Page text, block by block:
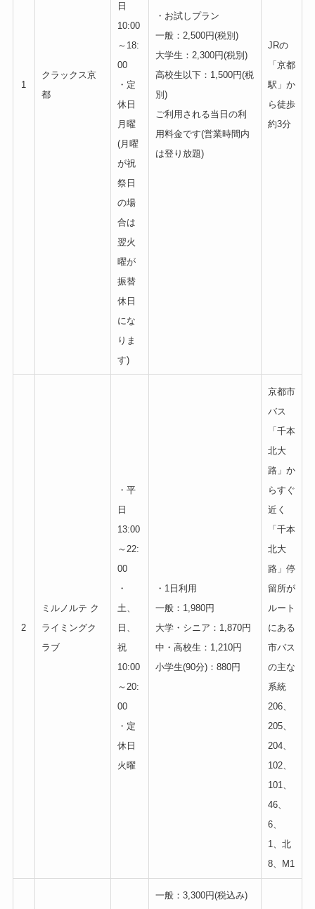
1
クラックス京
都
日
10:00
～18:
00
・定
休日
月曜
(月曜
が祝
祭日
の場
合は
翌火
曜が
振替
休日
にな
りま
す)
・お試しプラン
一般：2,500円(税別)
大学生：2,300円(税別)
高校生以下：1,500円(税
別)
ご利用される当日の利
用料金です(営業時間内
は登り放題)
JRの
「京都
駅」か
ら徒歩
約3分
2
ミルノルテ ク
ライミングク
ラブ
・平
日
13:00
～22:
00
・
土、
日、
祝
10:00
～20:
00
・定
休日
火曜
・1日利用
一般：1,980円
大学・シニア：1,870円
中・高校生：1,210円
小学生(90分)：880円
京都市
バス
「千本
北大
路」か
らすぐ
近く
「千本
北大
路」停
留所が
ルート
にある
市バス
の主な
系統
206、
205、
204、
102、
101、
46、
6、
1、北
8、M1
一般：3,300円(税込み)